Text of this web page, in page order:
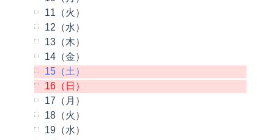
11（火）
12（水）
13（木）
14（金）
15（土）
16（日）
17（月）
18（火）
19（水）